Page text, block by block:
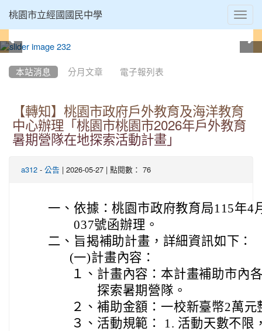
桃園市立經國國民中學
本站消息 分月文章 電子報列表
【轉知】桃園市政府戶外教育及海洋教育
中心辦理「桃園市桃園市2026年戶外教育
暑期營隊在地探索活動計畫」
a312 - 公告 | 2026-05-27 | 點閱數： 76
一、 依據：桃園市政府教育局115年4
037號函辦理。
二、 旨揭補助計畫，詳細資訊如下：
(一)計畫內容：
１、 計畫內容：本計畫補助市內
探索暑期營隊。
２、 補助金額：一校新臺幣2萬元
３、 活動規範： 1. 活動天數不限